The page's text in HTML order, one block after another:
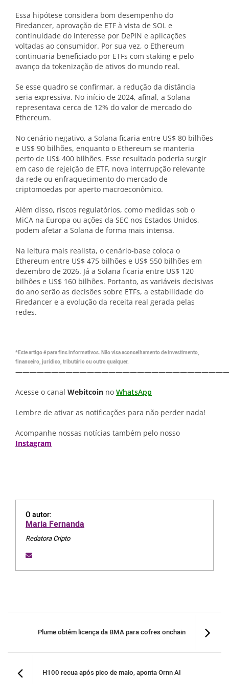
Essa hipótese considera bom desempenho do
Firedancer, aprovação de ETF à vista de SOL e
continuidade do interesse por DePIN e aplicações
voltadas ao consumidor. Por sua vez, o Ethereum
continuaria beneficiado por ETFs com staking e pelo
avanço da tokenização de ativos do mundo real.
Se esse quadro se confirmar, a redução da distância
seria expressiva. No início de 2024, afinal, a Solana
representava cerca de 12% do valor de mercado do
Ethereum.
No cenário negativo, a Solana ficaria entre US$ 80 bilhões
e US$ 90 bilhões, enquanto o Ethereum se manteria
perto de US$ 400 bilhões. Esse resultado poderia surgir
em caso de rejeição de ETF, nova interrupção relevante
da rede ou enfraquecimento do mercado de
criptomoedas por aperto macroeconômico.
Além disso, riscos regulatórios, como medidas sob o
MiCA na Europa ou ações da SEC nos Estados Unidos,
podem afetar a Solana de forma mais intensa.
Na leitura mais realista, o cenário-base coloca o
Ethereum entre US$ 475 bilhões e US$ 550 bilhões em
dezembro de 2026. Já a Solana ficaria entre US$ 120
bilhões e US$ 160 bilhões. Portanto, as variáveis decisivas
do ano serão as decisões sobre ETFs, a estabilidade do
Firedancer e a evolução da receita real gerada pelas
redes.
*Este artigo é para fins informativos. Não visa aconselhamento de investimento,
financeiro, jurídico, tributário ou outro qualquer.
Acesse o canal Webitcoin no WhatsApp
Lembre de ativar as notificações para não perder nada!
Acompanhe nossas notícias também pelo nosso
Instagram
O autor:
Maria Fernanda
Redatora Cripto
Plume obtém licença da BMA para cofres onchain
H100 recua após pico de maio, aponta Ornn AI